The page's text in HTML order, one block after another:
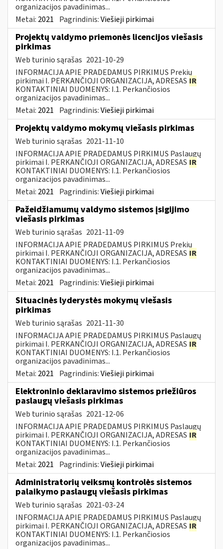
organizacijos pavadinimas...
Metai: 2021 Pagrindinis:Viešieji pirkimai
Projektų valdymo priemonės licencijos viešasis
pirkimas
Web turinio sąrašas 2021-10-29
INFORMACIJA APIE PRADEDAMUS PIRKIMUS Prekių
pirkimai I. PERKANČIOJI ORGANIZACIJA, ADRESAS IR
KONTAKTINIAI DUOMENYS: I.1. Perkančiosios
organizacijos pavadinimas...
Metai: 2021 Pagrindinis:Viešieji pirkimai
Projektų valdymo mokymų viešasis pirkimas
Web turinio sąrašas 2021-11-10
INFORMACIJA APIE PRADEDAMUS PIRKIMUS Paslaugų
pirkimai I. PERKANČIOJI ORGANIZACIJA, ADRESAS IR
KONTAKTINIAI DUOMENYS: I.1. Perkančiosios
organizacijos pavadinimas...
Metai: 2021 Pagrindinis:Viešieji pirkimai
Pažeidžiamumų valdymo sistemos įsigijimo
viešasis pirkimas
Web turinio sąrašas 2021-11-09
INFORMACIJA APIE PRADEDAMUS PIRKIMUS Prekių
pirkimai I. PERKANČIOJI ORGANIZACIJA, ADRESAS IR
KONTAKTINIAI DUOMENYS: I.1. Perkančiosios
organizacijos pavadinimas...
Metai: 2021 Pagrindinis:Viešieji pirkimai
Situacinės lyderystės mokymų viešasis
pirkimas
Web turinio sąrašas 2021-11-30
INFORMACIJA APIE PRADEDAMUS PIRKIMUS Paslaugų
pirkimai I. PERKANČIOJI ORGANIZACIJA, ADRESAS IR
KONTAKTINIAI DUOMENYS: I.1. Perkančiosios
organizacijos pavadinimas...
Metai: 2021 Pagrindinis:Viešieji pirkimai
Elektroninio deklaravimo sistemos priežiūros
paslaugų viešasis pirkimas
Web turinio sąrašas 2021-12-06
INFORMACIJA APIE PRADEDAMUS PIRKIMUS Paslaugų
pirkimai I. PERKANČIOJI ORGANIZACIJA, ADRESAS IR
KONTAKTINIAI DUOMENYS: I.1. Perkančiosios
organizacijos pavadinimas...
Metai: 2021 Pagrindinis:Viešieji pirkimai
Administratorių veiksmų kontrolės sistemos
palaikymo paslaugų viešasis pirkimas
Web turinio sąrašas 2021-03-24
INFORMACIJA APIE PRADEDAMUS PIRKIMUS Paslaugų
pirkimai I. PERKANČIOJI ORGANIZACIJA, ADRESAS IR
KONTAKTINIAI DUOMENYS: I.1. Perkančiosios
organizacijos pavadinimas...